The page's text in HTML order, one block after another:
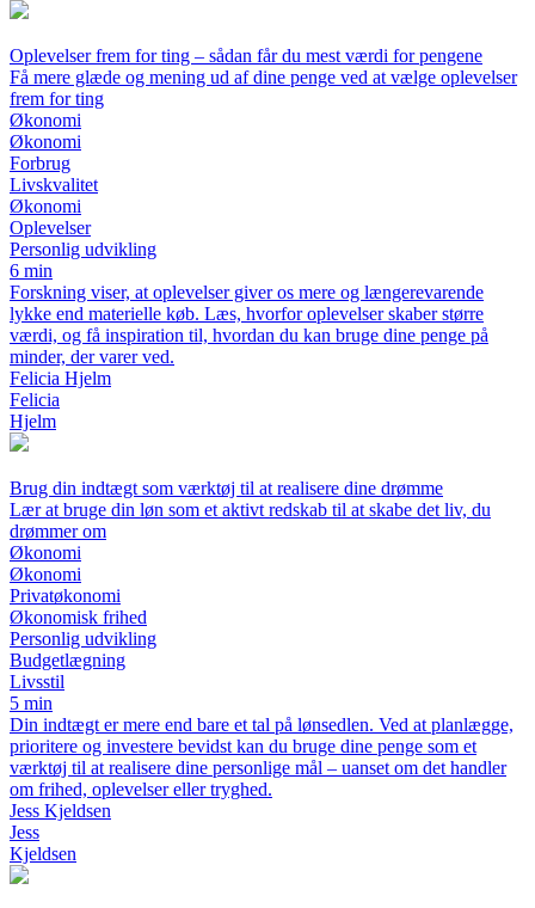
Oplevelser frem for ting – sådan får du mest værdi for pengene
Få mere glæde og mening ud af dine penge ved at vælge oplevelser
frem for ting
Økonomi
Økonomi
Forbrug
Livskvalitet
Økonomi
Oplevelser
Personlig udvikling
6 min
Forskning viser, at oplevelser giver os mere og længerevarende
lykke end materielle køb. Læs, hvorfor oplevelser skaber større
værdi, og få inspiration til, hvordan du kan bruge dine penge på
minder, der varer ved.
Felicia Hjelm
Felicia
Hjelm
Brug din indtægt som værktøj til at realisere dine drømme
Lær at bruge din løn som et aktivt redskab til at skabe det liv, du
drømmer om
Økonomi
Økonomi
Privatøkonomi
Økonomisk frihed
Personlig udvikling
Budgetlægning
Livsstil
5 min
Din indtægt er mere end bare et tal på lønsedlen. Ved at planlægge,
prioritere og investere bevidst kan du bruge dine penge som et
værktøj til at realisere dine personlige mål – uanset om det handler
om frihed, oplevelser eller tryghed.
Jess Kjeldsen
Jess
Kjeldsen